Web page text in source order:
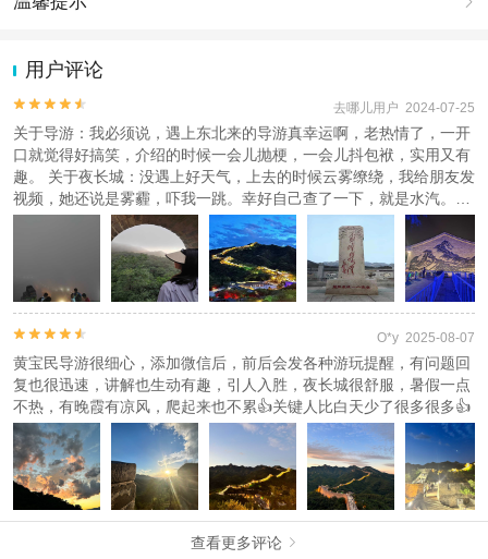
参加本团，暂时无法接待，敬请谅解！
查看 《工商执照信息》
动（如跳伞、潜水、滑雪等）前，请务必仔细阅读
2.为普及旅游安全知识及旅游文明公约，使您的旅程顺利圆满完成，
特制定《去哪儿网旅游安全手册》 ，请您认真阅读并切实遵守。
用户评论

 去哪儿用户 2024-07-25
关于导游：我必须说，遇上东北来的导游真幸运啊，老热情了，一开
口就觉得好搞笑，介绍的时候一会儿抛梗，一会儿抖包袱，实用又有
趣。 关于夜长城：没遇上好天气，上去的时候云雾缭绕，我给朋友发
视频，她还说是雾霾，吓我一跳。幸好自己查了一下，就是水汽。但
好处就是天气很凉爽，边溜达边拍照，还挺有意思的。导游发了些天
气好时的照片来，确实挺美的。

 O*y 2025-08-07
黄宝民导游很细心，添加微信后，前后会发各种游玩提醒，有问题回
复也很迅速，讲解也生动有趣，引人入胜，夜长城很舒服，暑假一点
不热，有晚霞有凉风，爬起来也不累👍关键人比白天少了很多很多👍
查看更多评论 